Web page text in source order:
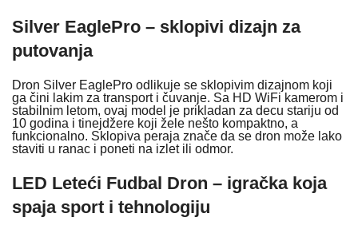
Silver EaglePro – sklopivi dizajn za
putovanja
Dron Silver EaglePro odlikuje se sklopivim dizajnom koji
ga čini lakim za transport i čuvanje. Sa HD WiFi kamerom i
stabilnim letom, ovaj model je prikladan za decu stariju od
10 godina i tinejdžere koji žele nešto kompaktno, a
funkcionalno. Sklopiva peraja znače da se dron može lako
staviti u ranac i poneti na izlet ili odmor.
LED Leteći Fudbal Dron – igračka koja
spaja sport i tehnologiju